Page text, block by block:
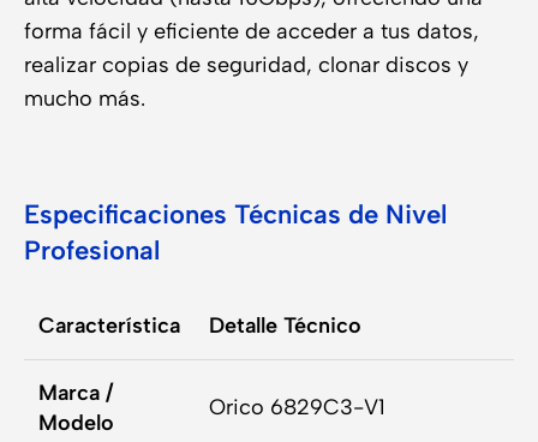
forma fácil y eficiente de acceder a tus datos,
realizar copias de seguridad, clonar discos y
mucho más.
Especificaciones Técnicas de Nivel
Profesional
Característica Detalle Técnico
Marca /
Modelo
Orico 6829C3-V1